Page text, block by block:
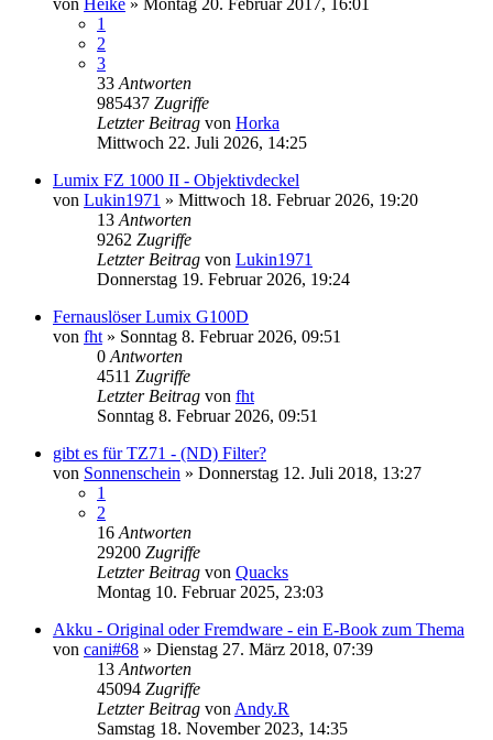
1
2
3
33 Antworten
985437 Zugriffe
Letzter Beitrag von Horka
Mittwoch 22. Juli 2026, 14:25
Lumix FZ 1000 II - Objektivdeckel
von Lukin1971 » Mittwoch 18. Februar 2026, 19:20
13 Antworten
9262 Zugriffe
Letzter Beitrag von Lukin1971
Donnerstag 19. Februar 2026, 19:24
Fernauslöser Lumix G100D
von fht » Sonntag 8. Februar 2026, 09:51
0 Antworten
4511 Zugriffe
Letzter Beitrag von fht
Sonntag 8. Februar 2026, 09:51
gibt es für TZ71 - (ND) Filter?
von Sonnenschein » Donnerstag 12. Juli 2018, 13:27
1
2
16 Antworten
29200 Zugriffe
Letzter Beitrag von Quacks
Montag 10. Februar 2025, 23:03
Akku - Original oder Fremdware - ein E-Book zum Thema
von cani#68 » Dienstag 27. März 2018, 07:39
13 Antworten
45094 Zugriffe
Letzter Beitrag von Andy.R
Samstag 18. November 2023, 14:35